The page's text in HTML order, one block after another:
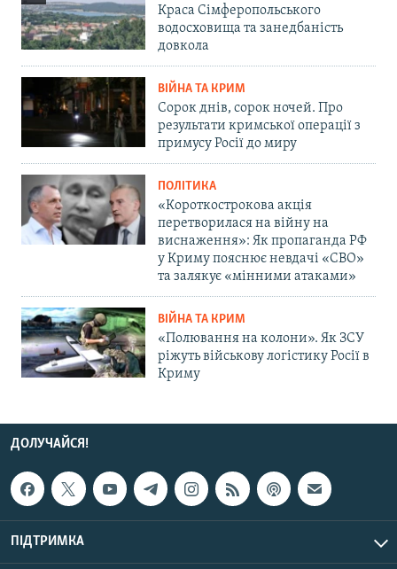
Краса Сімферопольського
водосховища та занедбаність
довкола
ВІЙНА ТА КРИМ
Сорок днів, сорок ночей. Про
результати кримської операції з
примусу Росії до миру
ПОЛІТИКА
«Короткострокова акція
перетворилася на війну на
виснаження»: Як пропаганда РФ
у Криму пояснює невдачі «СВО»
та залякує «мінними атаками»
ВІЙНА ТА КРИМ
«Полювання на колони». Як ЗСУ
ріжуть військову логістику Росії в
Криму
ДОЛУЧАЙСЯ!
ПІДТРИМКА